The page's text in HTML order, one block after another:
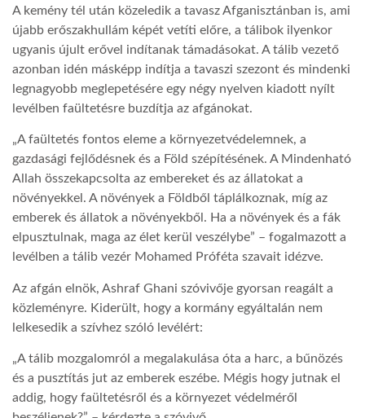
GLOBOTV
AFRIKA TUDÁSTÁR
LINKTR.EE
GLOBOZSARU
DOBRAVERO.HU
LATIMO.HU
GLOBOBOOK
A kemény tél után közeledik a tavasz Afganisztánban is, ami
újabb erőszakhullám képét vetíti előre, a tálibok ilyenkor
ugyanis újult erővel indítanak támadásokat. A tálib vezető
azonban idén másképp indítja a tavaszi szezont és mindenki
legnagyobb meglepetésére egy négy nyelven kiadott nyílt
levélben faültetésre buzdítja az afgánokat.
„A faültetés fontos eleme a környezetvédelemnek, a
gazdasági fejlődésnek és a Föld szépítésének. A Mindenható
Allah összekapcsolta az embereket és az állatokat a
növényekkel. A növények a Földből táplálkoznak, míg az
emberek és állatok a növényekből. Ha a növények és a fák
elpusztulnak, maga az élet kerül veszélybe” – fogalmazott a
levélben a tálib vezér Mohamed Próféta szavait idézve.
Az afgán elnök, Ashraf Ghani szóvivője gyorsan reagált a
közleményre. Kiderült, hogy a kormány egyáltalán nem
lelkesedik a szívhez szóló levélért:
„A tálib mozgalomról a megalakulása óta a harc, a bűnözés
és a pusztítás jut az emberek eszébe. Mégis hogy jutnak el
addig, hogy faültetésről és a környezet védelméről